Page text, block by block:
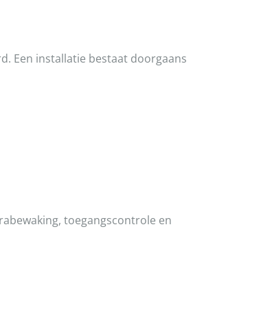
Een installatie bestaat doorgaans
toegangscontrole en